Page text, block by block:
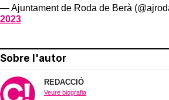
— Ajuntament de Roda de Berà
2023
Sobre l'autor
REDACCIÓ
Veure biografia